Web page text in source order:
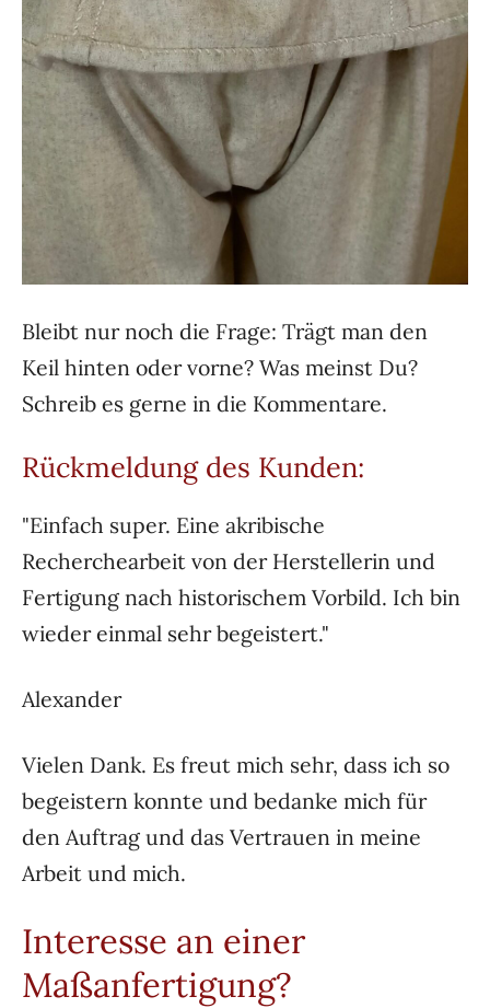
Bleibt nur noch die Frage: Trägt man den
Keil hinten oder vorne? Was meinst Du?
Schreib es gerne in die Kommentare.
Rückmeldung des Kunden:
"Einfach super. Eine akribische
Recherchearbeit von der Herstellerin und
Fertigung nach historischem Vorbild. Ich bin
wieder einmal sehr begeistert."
Alexander
Vielen Dank. Es freut mich sehr, dass ich so
begeistern konnte und bedanke mich für
den Auftrag und das Vertrauen in meine
Arbeit und mich.
Interesse an einer
Maßanfertigung?